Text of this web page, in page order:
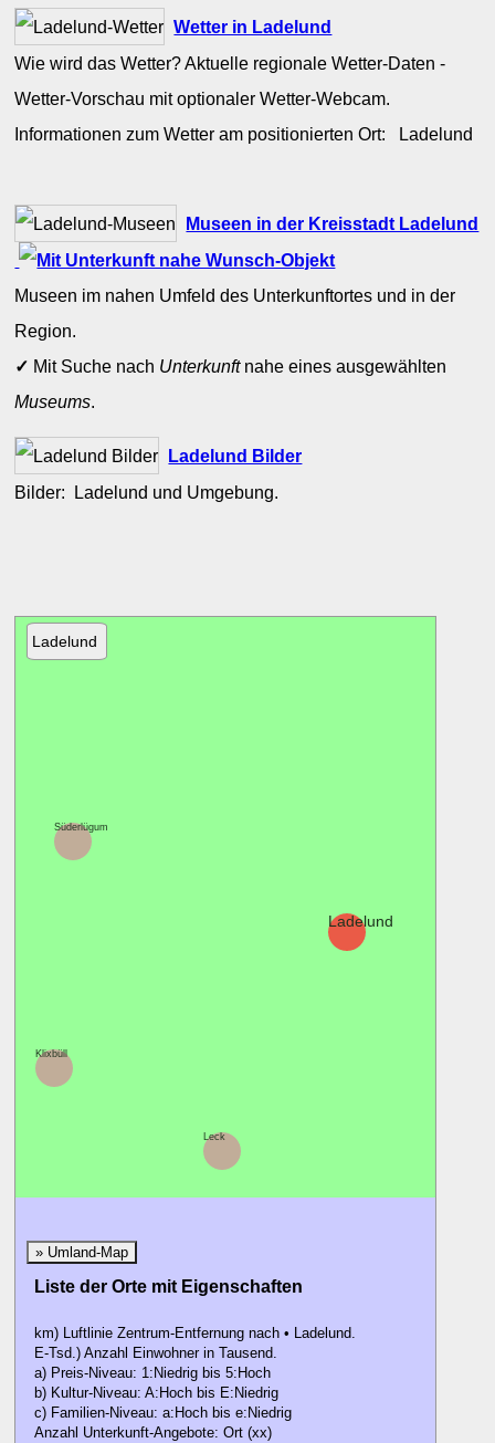
Wetter in Ladelund
Wie wird das Wetter? Aktuelle regionale Wetter-Daten -
Wetter-Vorschau mit optionaler Wetter-Webcam.
Informationen zum Wetter am positionierten Ort: Ladelund
Museen in der Kreisstadt Ladelund
Museen im nahen Umfeld des Unterkunftortes und in der
Region.
✓ Mit Suche nach Unterkunftnahe eines ausgewählten
Museums.
Ladelund Bilder
Bilder: Ladelund und Umgebung.
Ladelund
Klixbüll
Ladelund
Süderlügum
Leck
» Umland-Map
Liste der Orte mit Eigenschaften
km) Luftlinie Zentrum-Entfernung nach • Ladelund.
E-Tsd.) Anzahl Einwohner in Tausend.
a) Preis-Niveau: 1:Niedrig bis 5:Hoch
b) Kultur-Niveau: A:Hoch bis E:Niedrig
c) Familien-Niveau: a:Hoch bis e:Niedrig
Anzahl Unterkunft-Angebote: Ort (xx)